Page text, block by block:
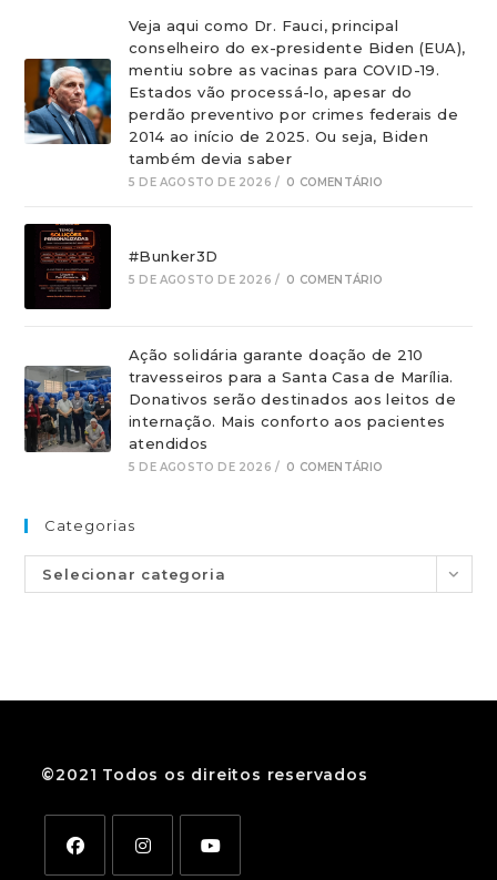
Veja aqui como Dr. Fauci, principal
conselheiro do ex-presidente Biden (EUA),
mentiu sobre as vacinas para COVID-19.
Estados vão processá-lo, apesar do
perdão preventivo por crimes federais de
2014 ao início de 2025. Ou seja, Biden
também devia saber
5 DE AGOSTO DE 2026 / 0 COMENTÁRIO
#Bunker3D
5 DE AGOSTO DE 2026 / 0 COMENTÁRIO
Ação solidária garante doação de 210
travesseiros para a Santa Casa de Marília.
Donativos serão destinados aos leitos de
internação. Mais conforto aos pacientes
atendidos
5 DE AGOSTO DE 2026 / 0 COMENTÁRIO
Categorias
Selecionar categoria
©2021 Todos os direitos reservados